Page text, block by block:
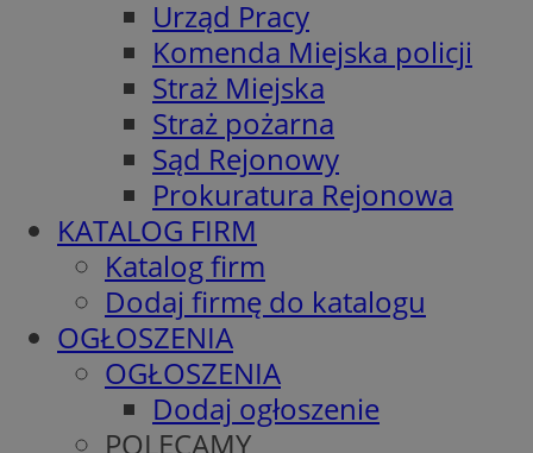
Urząd Pracy
Komenda Miejska policji
Straż Miejska
Straż pożarna
Sąd Rejonowy
Prokuratura Rejonowa
KATALOG FIRM
Katalog firm
Dodaj firmę do katalogu
OGŁOSZENIA
OGŁOSZENIA
Dodaj ogłoszenie
POLECAMY